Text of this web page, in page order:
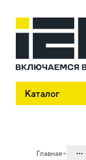
Каталог
Главная ...